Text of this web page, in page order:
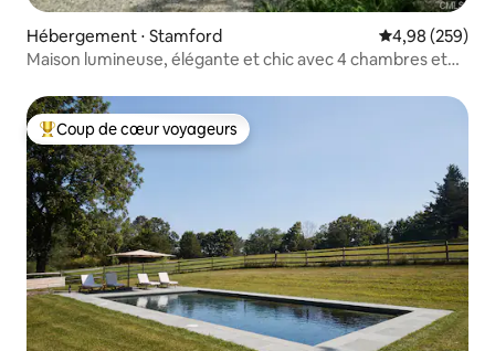
Hébergement ⋅ Stamford Évaluation
4,98 (259)
Maison lumineuse, élégante et chic avec 4 chambres et
Coups de cœur voyageurs les plus appréciés
Coup de cœur voyageurs